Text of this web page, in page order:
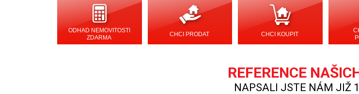
ODHAD NEMOVITOSTI
ZDARMA
CHCI PRODAT CHCI KOUPIT
REFERENCE
NAPSALI JSTE NÁM JIŽ